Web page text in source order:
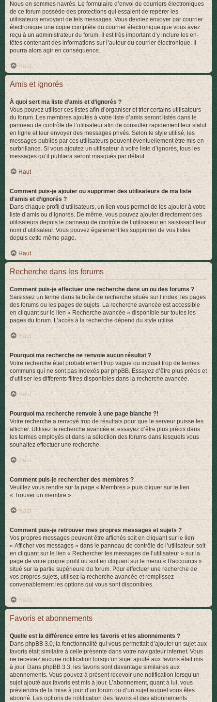
Nous en sommes navrés. Le formulaire d’envoi de courriers électroniques
de ce forum possède des protections qui essaient de repérer les
utilisateurs envoyant de tels messages. Vous devriez envoyer par courrier
électronique une copie complète du courrier électronique que vous avez
reçu à un administrateur du forum. Il est très important d’y inclure les en-
têtes contenant des informations sur l’auteur du courrier électronique. Il
pourra alors agir en conséquence.
Haut
Amis et ignorés
À quoi sert ma liste d’amis et d’ignorés ?
Vous pouvez utiliser ces listes afin d’organiser et trier certains utilisateurs
du forum. Les membres ajoutés à votre liste d’amis seront listés dans le
panneau de contrôle de l’utilisateur afin de consulter rapidement leur statut
en ligne et leur envoyer des messages privés. Selon le style utilisé, les
messages publiés par ces utilisateurs peuvent éventuellement être mis en
surbrillance. Si vous ajoutez un utilisateur à votre liste d’ignorés, tous les
messages qu’il publiera seront masqués par défaut.
Haut
Comment puis-je ajouter ou supprimer des utilisateurs de ma liste
d’amis et d’ignorés ?
Dans chaque profil d’utilisateurs, un lien vous permet de les ajouter à votre
liste d’amis ou d’ignorés. De même, vous pouvez ajouter directement des
utilisateurs depuis le panneau de contrôle de l’utilisateur en saisissant leur
nom d’utilisateur. Vous pouvez également les supprimer de vos listes
depuis cette même page.
Haut
Recherche dans les forums
Comment puis-je effectuer une recherche dans un ou des forums ?
Saisissez un terme dans la boîte de recherche située sur l’index, les pages
des forums ou les pages de sujets. La recherche avancée est accessible
en cliquant sur le lien « Recherche avancée » disponible sur toutes les
pages du forum. L’accès à la recherche dépend du style utilisé.
Haut
Pourquoi ma recherche ne renvoie aucun résultat ?
Votre recherche était probablement trop vague ou incluait trop de termes
communs qui ne sont pas indexés par phpBB. Essayez d’être plus précis et
d’utiliser les différents filtres disponibles dans la recherche avancée.
Haut
Pourquoi ma recherche renvoie à une page blanche ?!
Votre recherche a renvoyé trop de résultats pour que le serveur puisse les
afficher. Utilisez la recherche avancée et essayez d’être plus précis dans
les termes employés et dans la sélection des forums dans lesquels vous
souhaitez effectuer une recherche.
Haut
Comment puis-je rechercher des membres ?
Veuillez vous rendre sur la page « Membres » puis cliquer sur le lien
« Trouver un membre ».
Haut
Comment puis-je retrouver mes propres messages et sujets ?
Vos propres messages peuvent être affichés soit en cliquant sur le lien
« Afficher vos messages » dans le panneau de contrôle de l’utilisateur, soit
en cliquant sur le lien « Rechercher les messages de l’utilisateur » sur la
page de votre propre profil ou soit en cliquant sur le menu « Raccourcis »
situé sur la partie supérieure du forum. Pour effectuer une recherche de
vos propres sujets, utilisez la recherche avancée et remplissez
convenablement les options qui vous sont disponibles.
Haut
Favoris et abonnements
Quelle est la différence entre les favoris et les abonnements ?
Dans phpBB 3.0, la fonctionnalité qui vous permettait d’ajouter un sujet aux
favoris était similaire à celle présente dans votre navigateur internet. Vous
ne receviez aucune notification lorsqu’un sujet ajouté aux favoris était mis
à jour. Dans phpBB 3.3, les favoris sont davantage similaires aux
abonnements. Vous pouvez à présent recevoir une notification lorsqu’un
sujet ajouté aux favoris est mis à jour. L’abonnement, quant à lui, vous
préviendra de la mise à jour d’un forum ou d’un sujet auquel vous êtes
abonné. Les options de notification des favoris et des abonnements